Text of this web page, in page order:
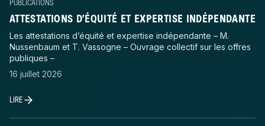
PUBLICATIONS
ATTESTATIONS D’ÉQUITÉ ET EXPERTISE INDÉPENDANTE
Les attestations d’équité et expertise indépendante – M.
Nussenbaum et T. Vassogne – Ouvrage collectif sur les offres
publiques –
16 juillet 2026
LIRE